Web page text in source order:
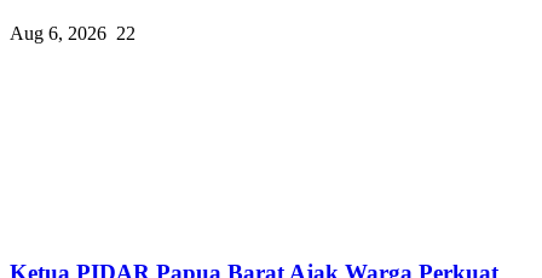
Aug 6, 2026 22
Ketua PIDAR Papua Barat Ajak Warga Perkuat